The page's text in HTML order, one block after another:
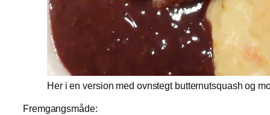
Her i en version med ovnstegt butternutsquash og
Fremgangsmåde: